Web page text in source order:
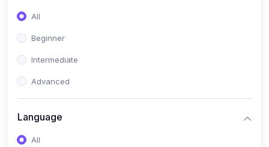
All
Beginner
Intermediate
Advanced
Language
All